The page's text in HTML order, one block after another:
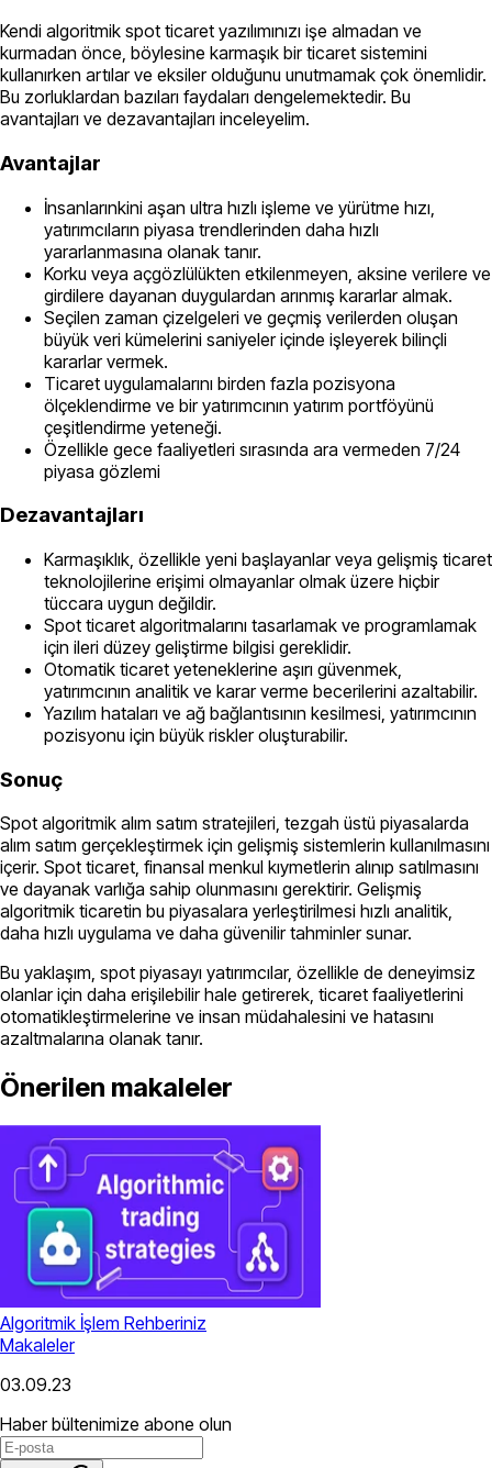
Kendi algoritmik spot ticaret yazılımınızı işe almadan ve
kurmadan önce, böylesine karmaşık bir ticaret sistemini
kullanırken artılar ve eksiler olduğunu unutmamak çok önemlidir.
Bu zorluklardan bazıları faydaları dengelemektedir. Bu
avantajları ve dezavantajları inceleyelim.
Avantajlar
İnsanlarınkini aşan ultra hızlı işleme ve yürütme hızı,
yatırımcıların piyasa trendlerinden daha hızlı
yararlanmasına olanak tanır.
Korku veya açgözlülükten etkilenmeyen, aksine verilere ve
girdilere dayanan duygulardan arınmış kararlar almak.
Seçilen zaman çizelgeleri ve geçmiş verilerden oluşan
büyük veri kümelerini saniyeler içinde işleyerek bilinçli
kararlar vermek.
Ticaret uygulamalarını birden fazla pozisyona
ölçeklendirme ve bir yatırımcının yatırım portföyünü
çeşitlendirme yeteneği.
Özellikle gece faaliyetleri sırasında ara vermeden 7/24
piyasa gözlemi
Dezavantajları
Karmaşıklık, özellikle yeni başlayanlar veya gelişmiş ticaret
teknolojilerine erişimi olmayanlar olmak üzere hiçbir
tüccara uygun değildir.
Spot ticaret algoritmalarını tasarlamak ve programlamak
için ileri düzey geliştirme bilgisi gereklidir.
Otomatik ticaret yeteneklerine aşırı güvenmek,
yatırımcının analitik ve karar verme becerilerini azaltabilir.
Yazılım hataları ve ağ bağlantısının kesilmesi, yatırımcının
pozisyonu için büyük riskler oluşturabilir.
Sonuç
Spot algoritmik alım satım stratejileri, tezgah üstü piyasalarda
alım satım gerçekleştirmek için gelişmiş sistemlerin kullanılmasını
içerir. Spot ticaret, finansal menkul kıymetlerin alınıp satılmasını
ve dayanak varlığa sahip olunmasını gerektirir. Gelişmiş
algoritmik ticaretin bu piyasalara yerleştirilmesi hızlı analitik,
daha hızlı uygulama ve daha güvenilir tahminler sunar.
Bu yaklaşım, spot piyasayı yatırımcılar, özellikle de deneyimsiz
olanlar için daha erişilebilir hale getirerek, ticaret faaliyetlerini
otomatikleştirmelerine ve insan müdahalesini ve hatasını
azaltmalarına olanak tanır.
Önerilen makaleler
Algoritmik İşlem Rehberiniz
Makaleler
03.09.23
Haber bültenimize abone olun